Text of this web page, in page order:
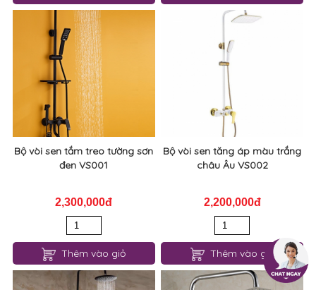
Bộ vòi sen tắm treo tường sơn
đen VS001
2,300,000đ
Thêm vào giỏ
Bộ vòi sen tăng áp màu trắng
châu Âu VS002
2,200,000đ
Thêm vào giỏ